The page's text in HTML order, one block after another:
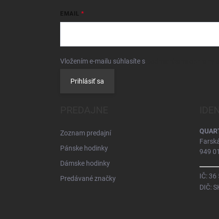
EMAIL
Vložením e-mailu súhlasíte s
Prihlásiť sa
Zoznam predajní
Pánske hodinky
Dámske hodinky
Predávané značky
949
IČ: 36
DIČ: